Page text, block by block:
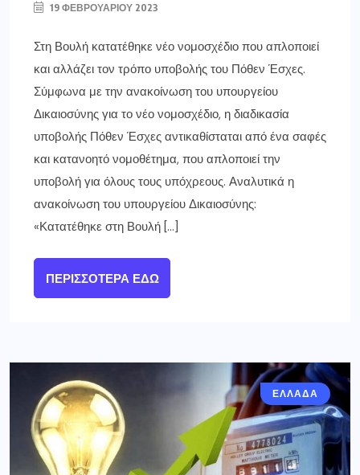
19 ΦΕΒΡΟΥΑΡΊΟΥ 2023
Στη Βουλή κατατέθηκε νέο νομοσχέδιο που απλοποιεί
και αλλάζει τον τρόπο υποβολής του Πόθεν Έσχες.
Σύμφωνα με την ανακοίνωση του υπουργείου
Δικαιοσύνης για το νέο νομοσχέδιο, η διαδικασία
υποβολής Πόθεν Έσχες αντικαθίσταται από ένα σαφές
και κατανοητό νομοθέτημα, που απλοποιεί την
υποβολή για όλους τους υπόχρεους. Αναλυτικά η
ανακοίνωση του υπουργείου Δικαιοσύνης:
«Κατατέθηκε στη Βουλή […]
ΠΕΡΙΣΣΌΤΕΡΑ ΕΔΏ
ΕΛΛΑΔΑ